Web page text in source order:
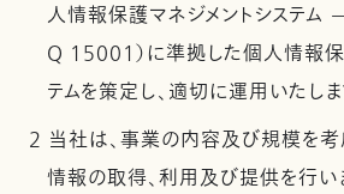
人情報保護マネジメントシステム
Q 15001）に準拠した個人情報保
テムを策定し、適切に運用いたしま
2 当社は、事業の内容及び規模を
情報の取得、利用及び提供を行い